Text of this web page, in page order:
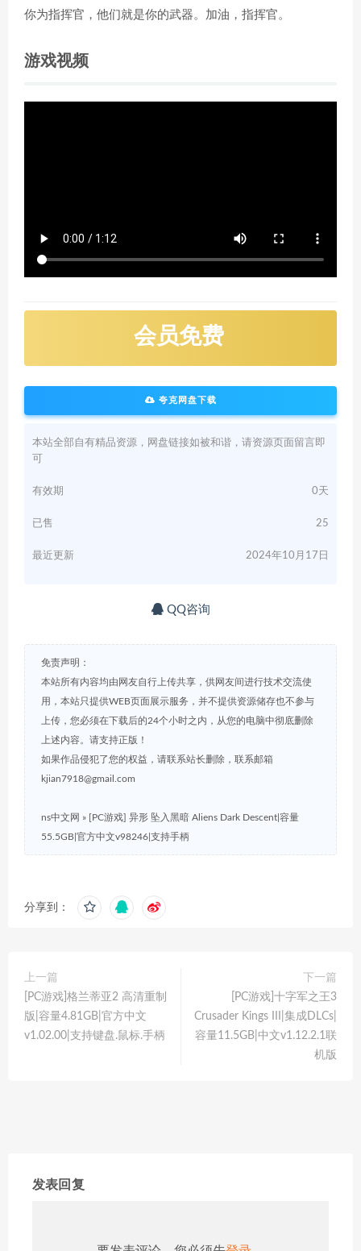
你为指挥官，他们就是你的武器。加油，指挥官。
游戏视频
会员免费
夸克网盘下载
本站全部自有精品资源，网盘链接如被和谐，请资源页面留言即
可
有效期 0天
已售 25
最近更新 2024年10月17日
QQ咨询
免责声明：
本站所有内容均由网友自行上传共享，供网友间进行技术交流使
用，本站只提供WEB页面展示服务，并不提供资源储存也不参与
上传，您必须在下载后的24个小时之内，从您的电脑中彻底删除
上述内容。请支持正版！
如果作品侵犯了您的权益，请联系站长删除，联系邮箱
kjian7918@gmail.com
ns中文网 » [PC游戏] 异形 坠入黑暗 Aliens Dark Descent|容量
55.5GB|官方中文v98246|支持手柄
分享到：
上一篇
[PC游戏]格兰蒂亚2 高清重制
版|容量4.81GB|官方中文
v1.02.00|支持键盘.鼠标.手柄
下一篇
[PC游戏]十字军之王3
Crusader Kings III|集成DLCs|
容量11.5GB|中文v1.12.2.1联
机版
发表回复